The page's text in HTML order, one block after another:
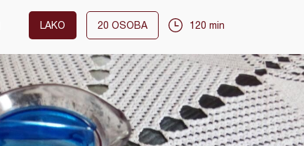
LAKO 20 OSOBA 120 min